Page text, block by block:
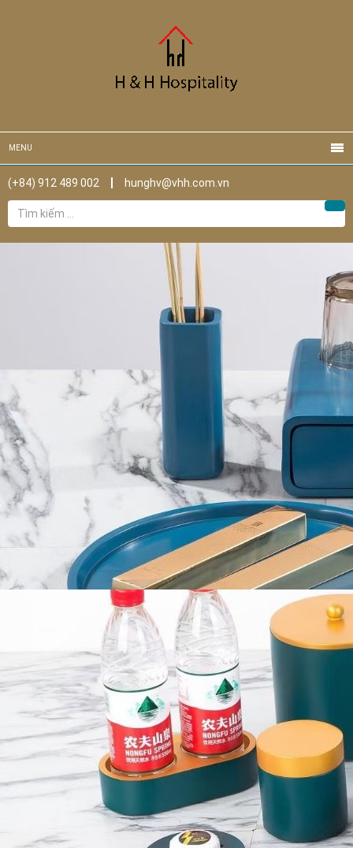
MENU
(+84) 912 489 002
hunghv@vhh.com.vn
Tìm
kiếm
cho: